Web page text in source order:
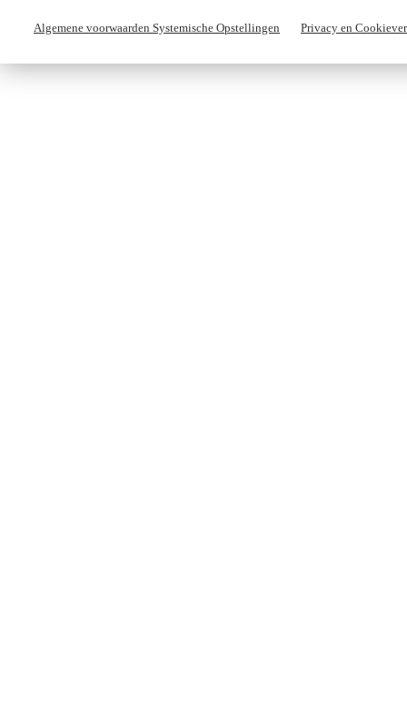
Algemene voorwaarden Systemische Opstellingen Privacy en